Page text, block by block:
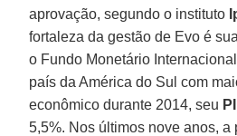
aprovação, segundo o instituto
fortaleza da gestão de Evo é
o Fundo Monetário
país da América do Sul com
econômico durante 2014, seu
5,5%. Nos últimos nove anos, a